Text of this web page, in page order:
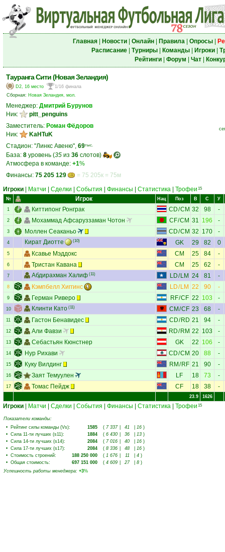
Главная| Новости| Онлайн| Правила| Опросы|
Расписание| Турниры| Команды| Игроки|
Рейтинги| Форум Чат|
Тауранга Сити (Новая Зеландия)
D2, 16 место
1/16 финала
Сборная: Новая Зеландия, мол.
Менеджер: Дмитрий Бурунов
Ник:
pitt_penguins
Заместитель: Роман Фёдоров
Ник:
KaHTuK
Стадион: "Линкс Авеню", 69тыс.
База: 8 уровень (35 из 36 слотов)
Атмосфера в команде: +1%
Финансы: 75 205 129 = 75 205к = 75м
Игроки Матчи Сделки События Финансы Статистика Трофеи 15
№ Игрок Нац Поз В С У
1 Киттипонг Ронграк CD/CM 32 98 -
2 Мохаммад Афсаруззаман Чотон CF/CM 31 196 -
3 Моллен Сеаканьо CD/CM 32 170 -
4 Кират Диотте (10) GK 29 82 0
5 Ксавье Мэддокс CM 25 84 -
6 Тристан Кавана CM 25 62 -
7 Абдирахман Халиф (11) LD/ LM 24 81 -
8 Кэмпбелл Хиггинс LD/ LM 22 90 -
9 Герман Риверо RF/CF 22 103 -
10 Клинти Като (11) CM /CF 23 68 -
11 Гастон Бенавидес CD/RD 21 94 -
12 Али Фавзи RD/ RM 22 103 -
13 Себастьян Кюнстнер GK 22 106 -
14 Нур Рихави CD/CM 20 88 -
15 Куку Вилдинг RM / RF 21 90 -
16 Заят Темуулен LF 18 73 -
17 Томас Пейдж CF 18 38 -
23.9 1626
Игроки Матчи Сделки События Финансы Статистика Трофеи 15
Показатели команды:
• Рейтинг силы команды (Vs): 1585 ( 7 337 41 16 )
• Сила 11-ти лучших (s11): 1884 ( 6 430 36 13 )
• Сила 14-ти лучших (s14): 2084 ( 7 016 40 16 )
• Сила 17-ти лучших (s17): 2084 ( 8 336 48 16 )
• Стоимость строений: 188 250 000 ( 1 676 11 4 )
• Общая стоимость: 697 151 000 ( 4 609 27 8 )
Успешность работы менеджера: +3%